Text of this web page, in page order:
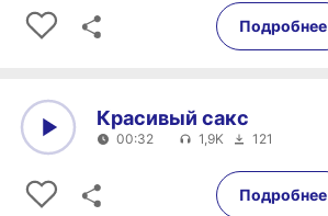
Подробнее
00:32
Красивый сакс
00:32 1,9K 121
Подробнее